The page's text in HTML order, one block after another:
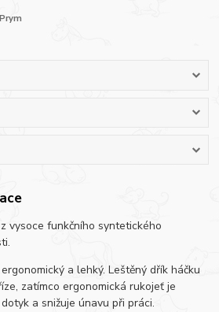
Prym
vysoce funkčního syntetického
a lehký. Leštěný dřík háčku
zatímco ergonomická rukojeť je
a snižuje únavu při práci.